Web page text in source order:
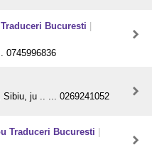
Bucuresti
0745996836
ju .. ... 0269241052
Traduceri Bucuresti